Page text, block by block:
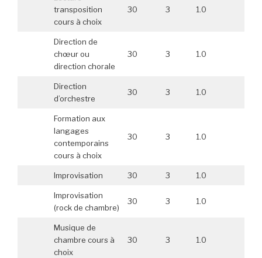
transposition
cours à choix
30 3 1.0
Direction de
chœur ou
direction chorale
30 3 1.0
Direction
d’orchestre
30 3 1.0
Formation aux
langages
contemporains
cours à choix
30 3 1.0
Improvisation 30 3 1.0
Improvisation
(rock de chambre)
30 3 1.0
Musique de
chambre cours à
choix
30 3 1.0